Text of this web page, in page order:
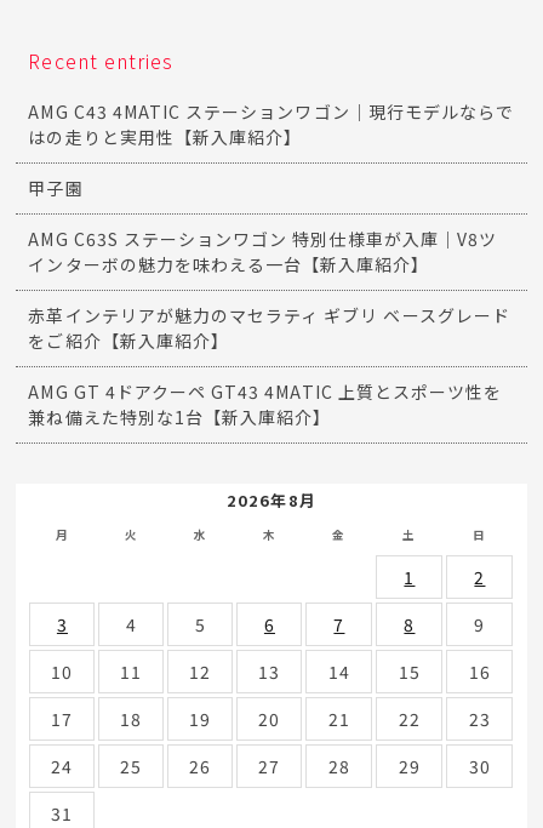
Recent entries
AMG C43 4MATIC ステーションワゴン｜現行モデルならで
はの走りと実用性【新入庫紹介】
甲子園
AMG C63S ステーションワゴン 特別仕様車が入庫｜V8ツ
インターボの魅力を味わえる一台【新入庫紹介】
赤革インテリアが魅力のマセラティ ギブリ ベースグレード
をご紹介【新入庫紹介】
AMG GT 4ドアクーペ GT43 4MATIC 上質とスポーツ性を
兼ね備えた特別な1台【新入庫紹介】
2026年8月
月 火 水 木 金 土 日
1
2
3
4 5 6 7 8
9
10
11 12 13 14 15
16
17
18 19 20 21 22
23
24
25 26 27 28 29
30
31